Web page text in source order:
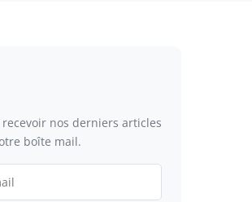
nos derniers articles
boîte mail.